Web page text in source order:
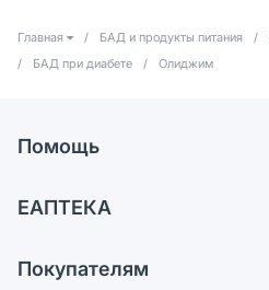
Главная / БАД и продукты питания /
/
БАД при диабете / Олиджим
Помощь
Обмен и возврат
ЕАПТЕКА
Карьера
Покупателям